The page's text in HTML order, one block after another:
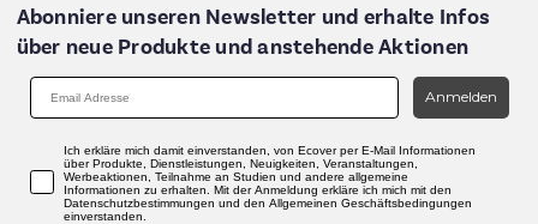
Abonniere unseren Newsletter und erhalte Infos
über neue Produkte und anstehende Aktionen
Anmelden
Ich erkläre mich damit einverstanden, von Ecover per E-Mail Informationen
über Produkte, Dienstleistungen, Neuigkeiten, Veranstaltungen,
Werbeaktionen, Teilnahme an Studien und andere allgemeine
Informationen zu erhalten. Mit der Anmeldung erkläre ich mich mit den
Datenschutzbestimmungen und den Allgemeinen Geschäftsbedingungen
einverstanden.